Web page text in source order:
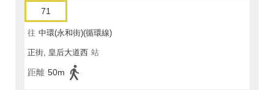
71
往 中環(永和街)(循環線)
正街, 皇后大道西 站
距離 50m